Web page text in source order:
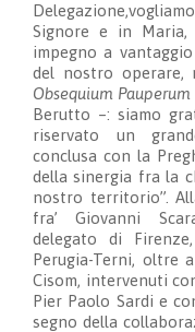
Signore e in
impegno a
del nostro operare,
Obsequium Pauperum
Berutto –: siamo
riservato un
conclusa con la
della sinergia fra la
nostro territorio”.
fra’ Giovanni
delegato di
Perugia-Terni, oltre
Cisom, intervenuti
Pier Paolo Sardi e
segno della